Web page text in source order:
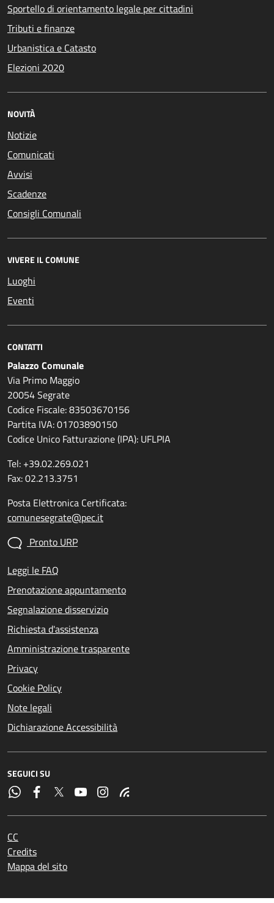
Sportello di orientamento legale per cittadini
Tributi e finanze
Urbanistica e Catasto
Elezioni 2020
NOVITÀ
Notizie
Comunicati
Avvisi
Scadenze
Consigli Comunali
VIVERE IL COMUNE
Luoghi
Eventi
CONTATTI
Palazzo Comunale
Via Primo Maggio
20054 Segrate
Codice Fiscale: 83503670156
Partita IVA: 01703890150
Codice Unico Fatturazione (IPA): UFLPIA
Tel: +39.02.269.021
Fax: 02.213.3751
Posta Elettronica Certificata:
comunesegrate@pec.it
Pronto URP
Leggi le FAQ
Prenotazione appuntamento
Segnalazione disservizio
Richiesta d'assistenza
Amministrazione trasparente
Privacy
Cookie Policy
Note legali
Dichiarazione Accessibilità
SEGUICI SU
CC
Credits
Mappa del sito